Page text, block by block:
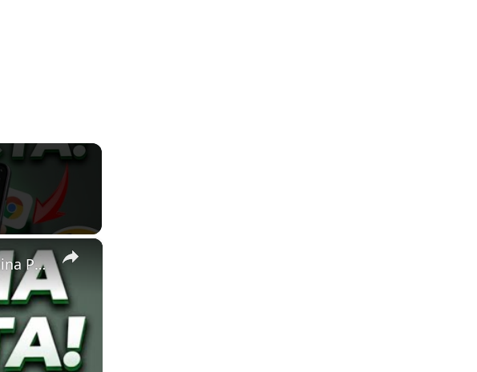
×
5 Apps de Código Abierto que Transforman tu Android en una Máquina Perfecta